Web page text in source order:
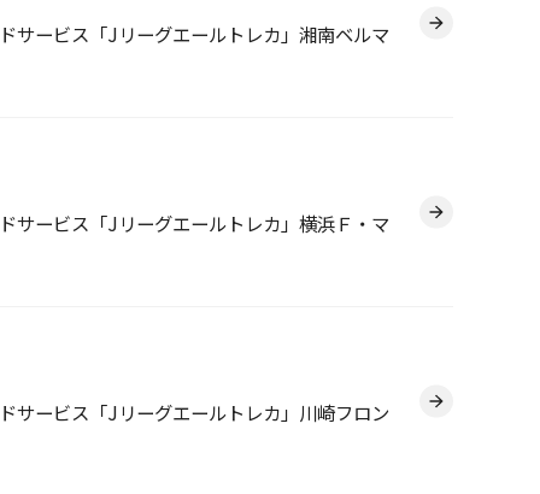
サービス「Jリーグエールトレカ」湘南ベルマ
サービス「Jリーグエールトレカ」横浜Ｆ・マ
サービス「Jリーグエールトレカ」川崎フロン